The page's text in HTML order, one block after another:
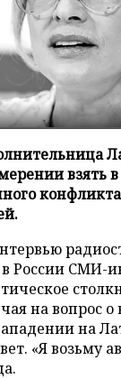
взять
России СМИ-
на вопрос
на
«Я возьму